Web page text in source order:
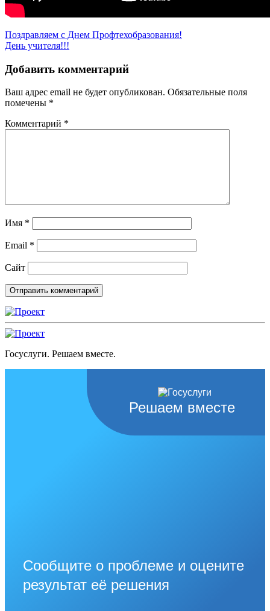
Навигация
по
записям
Поздравляем с Днем Профтехобразования!
День учителя!!!
Добавить комментарий
Ваш адрес email не будет опубликован. Обязательные поля
помечены *
Комментарий *
Имя *
Email *
Сайт
Госуслуги. Решаем вместе.
Решаем вместе
Сообщите о проблеме и оцените
результат её решения